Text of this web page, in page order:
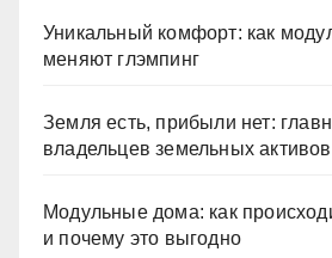
Уникальный комфорт: как
меняют глэмпинг
Земля есть, прибыли нет:
владельцев земельных активов
Модульные дома: как
и почему это выгодно